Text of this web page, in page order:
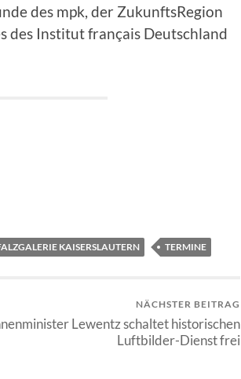
des mpk, der ZukunftsRegion
des Institut français Deutschland
KAISERSLAUTERN TERMINE
NÄCHSTER BEITRAG
Lewentz schaltet historischen
Luftbilder-Dienst frei